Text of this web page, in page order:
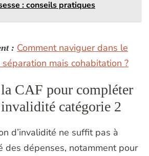
: conseils pratiques
: Comment naviguer dans le
mais cohabitation ?
CAF pour compléter
catégorie 2
d’invalidité ne suffit pas à
des dépenses, notamment pour